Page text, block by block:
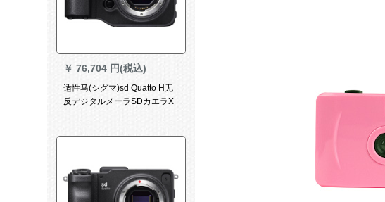
￥ 76,704 円(税込)
适性马(シグマ)sd Quatto H无
反デジタルメーラSDカエラX
3セインAP-H画幅适马カドド